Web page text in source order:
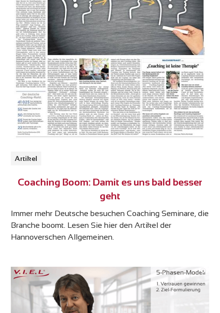
Artikel
Coaching Boom: Damit es uns bald besser
geht
Immer mehr Deutsche besuchen Coaching Seminare, die
Branche boomt. Lesen Sie hier den Artikel der
Hannoverschen Allgemeinen.